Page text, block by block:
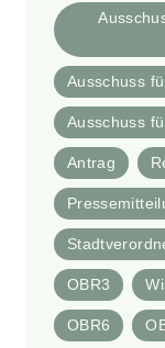
Ausschuss
Ausschuss
Antrag
OBR3
OBR6